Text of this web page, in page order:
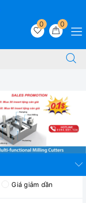
0
0
Giá giảm dần